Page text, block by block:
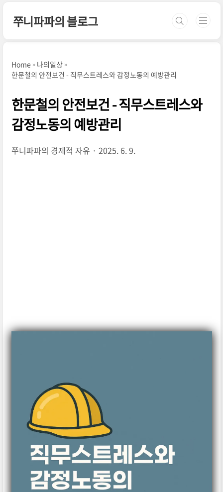
쭈니파파의 블로그
Home
나의일상
한문철의 안전보건 - 직무스트레스와 감정노동의 예방관리
한문철의 안전보건 - 직무스트레스와
감정노동의 예방관리
쭈니파파의 경제적 자유 2025. 6. 9.